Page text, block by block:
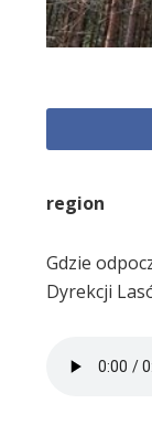
region
Gdzie
Dyrekcji